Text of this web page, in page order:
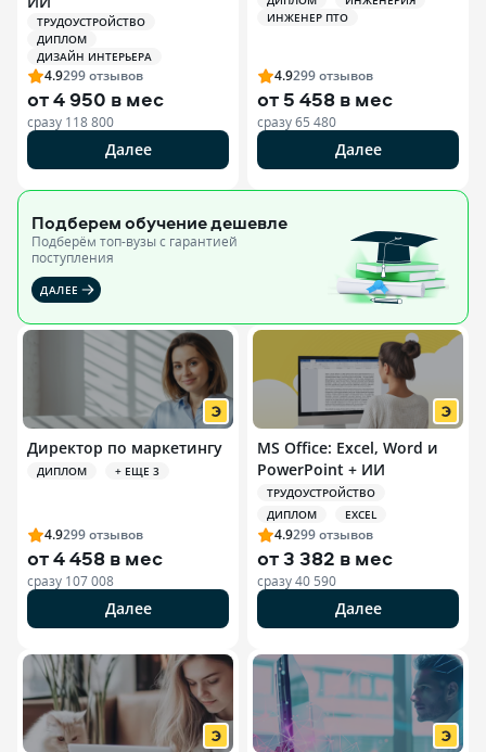
ТРУДОУСТРОЙСТВО
ДИПЛОМ
ДИЗАЙН ИНТЕРЬЕРА
4.9299отзывов
от4 950 в мес
сразу 118 800
Далее
ИНЖЕНЕР ПТО
4.9299отзывов
от 5 458 в мес
сразу65 480
Далее
Подберем обучениедешевле
Подберём топ-вузы c гарантией
поступления
ДАЛЕЕ
Директор по маркетингу
ДИПЛОМ + ЕЩЕ 3
4.9299отзывов
от4 458 в мес
сразу 107 008
Далее
MS Office: Excel, Word и
PowerPoint + ИИ
ТРУДОУСТРОЙСТВО
ДИПЛОМ
EXCEL
4.9299отзывов
от3 382 в мес
сразу40 590
Далее